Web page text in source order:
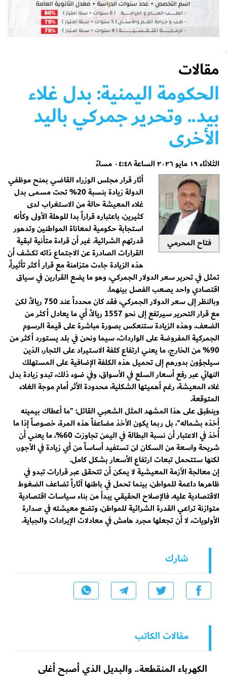
مقالات
الحكومة اليمنية: بدل غلاء
بيد.. وتحرير جمركي باليد
الأخرى
الثلاثاء ١٩ مايو ٢٠٢٦ الساعة ٠٤:٤٨ مساءً
فتاح المحرمي
أثار قرار مجلس الوزراء القاضي بمنح موظفي
الدولة زيادة بنسبة 20% تحت مسمى بدل
غلاء المعيشة حالة من الاستغراب لدى
كثيرين، باعتباره قراراً بدا للوهلة الأولى وكأنه
استجابة حكومية لمعاناة المواطنين وتدهور
قدرتهم الشرائية. غير أن قراءة متأنية لبقية
القرارات الصادرة عن الاجتماع ذاته تكشف أن
هذه الزيادة جاءت متزامنة مع قرار أكثر تأثيراً،
تمثل في تحرير سعر الدولار الجمركي، وهو ما يضع القرارين في سياق
اقتصادي واحد يصعب الفصل بينهما.
وبالنظر إلى سعر الدولار الجمركي، فقد كان محدداً عند 750 ريالاً، لكن
مع قرار التحرير سيرتفع إلى نحو 1557 ريالاً، أي ما يعادل أكثر من
الضعف. وهذه الزيادة ستنعكس بصورة مباشرة على قيمة الرسوم
الجمركية المفروضة على الواردات، سيما ونحن في بلد يستورد أكثر من
90% من الخارج، ما يعني ارتفاع كلفة الاستيراد على التجار، الذين
سيلجؤون بدورهم إلى تحميل هذه الكلفة الإضافية على المستهلك
النهائي عبر رفع أسعار السلع في الأسواق، وفي ضوء ذلك، تبدو زيادة بدل
غلاء المعيشة، رغم أهميتها الشكلية، محدودة الأثر أمام موجة الغلاء
المتوقعة.
وينطبق على هذا المشهد المثل الشعبي القائل: "ما أعطاك بيمينه
أخذه بشماله"، بل ربما يكون الأخذ مضاعفاً هذه المرة، خصوصاً إذا ما
أُخذ في الاعتبار أن نسبة البطالة في اليمن تجاوزت 60%، ما يعني أن
شريحة واسعة من السكان لن تستفيد أساساً من أي زيادة في الأجور،
لكنها ستتحمل تبعات ارتفاع الأسعار بشكل كامل.
إن معالجة الأزمة المعيشية لا يمكن أن تتحقق عبر قرارات تبدو في
ظاهرها داعمة للمواطن، بينما تحمل في باطنها آثاراً تضاعف الضغوط
الاقتصادية عليه. فالإصلاح الحقيقي يبدأ من بناء سياسات اقتصادية
متوازنة تراعي القدرة الشرائية للمواطن، وتضع معيشته في صدارة
الأولويات، لا أن تجعلها مجرد هامش في معادلات الإيرادات والجباية.
شارك
مقالات الكاتب
الكهرباء المنقطعة.. والبديل الذي أصبح أغلى